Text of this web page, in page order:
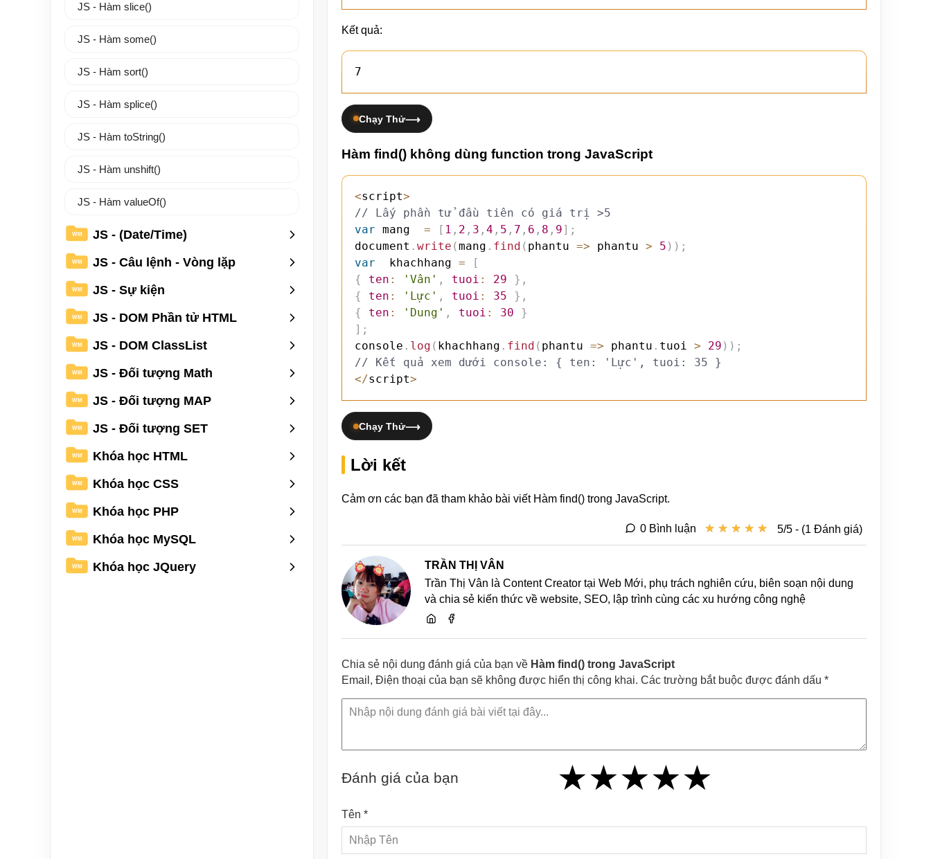
Kết quả:
7
Chạy Thử
Hàm find() không dùng function trong JavaScript
<script>
// Lấy phần tử đầu tiên có giá trị >5
var mang = [ 1 , 2 , 3 , 4 , 5 , 7 , 6 , 8 , 9] ;
document . write (mang . find ( phantu => phantu > 5 ) ) ;
var
  khachhang
=
[
{
ten : 'Vân' , tuoi : 29 } ,
{
ten : 'Lực' , tuoi : 35 } ,
{
ten : 'Dung' , tuoi : 30
}
] ;
console . log ( khachhang . find ( phantu => phantu . tuoi > 29 ) ) ;
// Kết quả xem dưới console: { ten: 'Lực', tuoi: 35 }
</script>
Chạy Thử
Lời kết
Cảm ơn các bạn đã tham khảo bài viết Hàm find() trong JavaScript.
★ ★ ★ ★ ★
★ ★ ★ ★ ★ 5/5 - (1 Đánh giá)
0 Bình luận
TRẦN THỊ VÂN
Trần Thị Vân là Content Creator tại Web Mới, phụ trách nghiên cứu, biên soạn nội dung
và chia sẻ kiến thức về website, SEO, lập trình cùng các xu hướng công nghệ
Chia sẻ nội dung đánh giá của bạn về Hàm find() trong JavaScript
Email, Điện thoại của bạn sẽ không được hiển thị công khai. Các trường bắt buộc được đánh dấu *
Đánh giá của bạn ★
★★
★★★
★★★★
★★★★★
Tên *
JS - Hàm slice()
JS - Hàm some()
JS - Hàm sort()
JS - Hàm splice()
JS - Hàm toString()
JS - Hàm unshift()
JS - Hàm valueOf()
WM JS - (Date/Time)
WM JS - Câu lệnh - Vòng lặp
WM JS - Sự kiện
WM JS - DOM Phần tử HTML
WM JS - DOM ClassList
WM JS - Đối tượng Math
WM JS - Đối tượng MAP
WM JS - Đối tượng SET
WM Khóa học HTML
WM Khóa học CSS
WM Khóa học PHP
WM Khóa học MySQL
WM Khóa học JQuery